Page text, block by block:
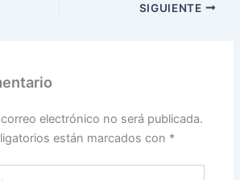
SIGUIENTE
electrónico no será publicada.
están marcados con *